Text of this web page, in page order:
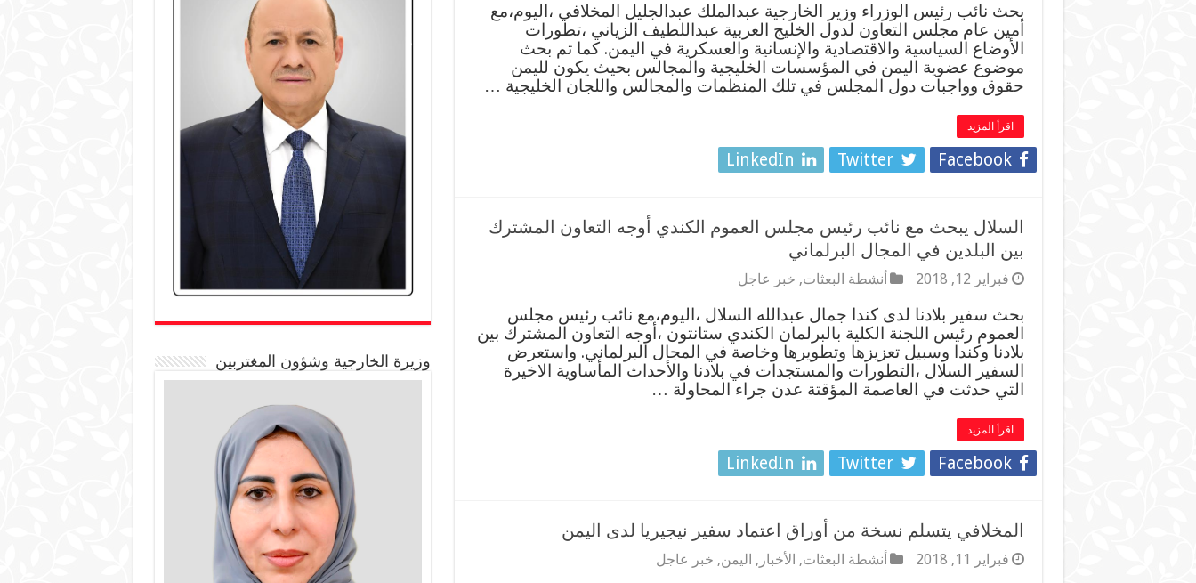
بحث نائب رئيس الوزراء وزير الخارجية عبدالملك عبدالجليل المخلافي ،اليوم،مع
أمين عام مجلس التعاون لدول الخليج العربية عبداللطيف الزياني ،تطورات
الأوضاع السياسية والاقتصادية والإنسانية والعسكرية في اليمن. كما تم بحث
موضوع عضوية اليمن في المؤسسات الخليجية والمجالس بحيث يكون لليمن
حقوق وواجبات دول المجلس في تلك المنظمات والمجالس واللجان الخليجية …
اقرأ المزيد
Facebook
Twitter
LinkedIn
السلال يبحث مع نائب رئيس مجلس العموم الكندي أوجه التعاون المشترك
بين البلدين في المجال البرلماني
فبراير 12, 2018 أنشطة البعثات, خبر عاجل
بحث سفير بلادنا لدى كندا جمال عبدالله السلال ،اليوم،مع نائب رئيس مجلس
العموم رئيس اللجنة الكلية بالبرلمان الكندي ستانتون ،أوجه التعاون المشترك بين
بلادنا وكندا وسبيل تعزيزها وتطويرها وخاصة في المجال البرلماني. واستعرض
السفير السلال ،التطورات والمستجدات في بلادنا والأحداث المأساوية الاخيرة
التي حدثت في العاصمة المؤقتة عدن جراء المحاولة …
اقرأ المزيد
Facebook
Twitter
LinkedIn
المخلافي يتسلم نسخة من أوراق اعتماد سفير نيجيريا لدى اليمن
فبراير 11, 2018 أنشطة البعثات, الأخبار , اليمن, خبر عاجل
وزيرة الخارجية وشؤون المغتربين